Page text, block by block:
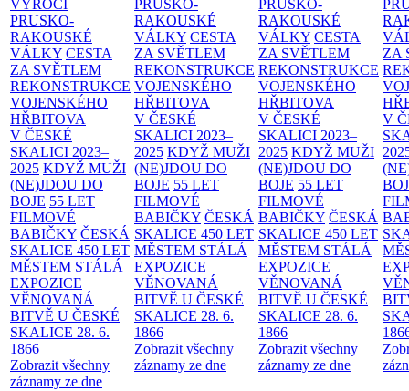
VÝROČÍ
PRUSKO-
RAKOUSKÉ
VÁLKY CESTA
ZA SVĚTLEM
REKONSTRUKCE
VOJENSKÉHO
HŘBITOVA
V ČESKÉ
SKALICI 2023–
2025 KDYŽ MUŽI
(NE)JDOU DO
BOJE 55 LET
FILMOVÉ
BABIČKY ČESKÁ
SKALICE 450 LET
MĚSTEM STÁLÁ
EXPOZICE
VĚNOVANÁ
BITVĚ U ČESKÉ
SKALICE 28. 6.
1866
Zobrazit všechny
záznamy ze dne
PRUSKO-
RAKOUSKÉ
VÁLKY CESTA
ZA SVĚTLEM
REKONSTRUKCE
VOJENSKÉHO
HŘBITOVA
V ČESKÉ
SKALICI 2023–
2025 KDYŽ MUŽI
(NE)JDOU DO
BOJE 55 LET
FILMOVÉ
BABIČKY ČESKÁ
SKALICE 450 LET
MĚSTEM STÁLÁ
EXPOZICE
VĚNOVANÁ
BITVĚ U ČESKÉ
SKALICE 28. 6.
1866
Zobrazit všechny
záznamy ze dne
PRUSKO-
RAKOUSKÉ
VÁLKY CESTA
ZA SVĚTLEM
REKONSTRUKCE
VOJENSKÉHO
HŘBITOVA
V ČESKÉ
SKALICI 2023–
2025 KDYŽ MUŽI
(NE)JDOU DO
BOJE 55 LET
FILMOVÉ
BABIČKY ČESKÁ
SKALICE 450 LET
MĚSTEM STÁLÁ
EXPOZICE
VĚNOVANÁ
BITVĚ U ČESKÉ
SKALICE 28. 6.
1866
Zobrazit všechny
záznamy ze dne
ZA
V